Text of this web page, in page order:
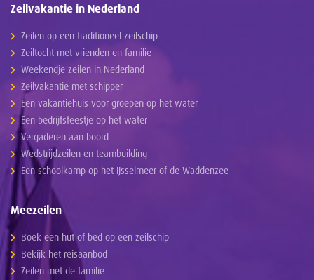
Zeilvakantie in Nederland
Zeilen op een traditioneel zeilschip
Zeiltocht met vrienden en familie
Weekendje zeilen in Nederland
Zeilvakantie met schipper
Een vakantiehuis voor groepen op het water
Een bedrijfsfeestje op het water
Vergaderen aan boord
Wedstrijdzeilen en teambuilding
Een schoolkamp op het IJsselmeer of de Waddenzee
Meezeilen
Boek een hut of bed op een zeilschip
Bekijk het reisaanbod
Zeilen met de familie